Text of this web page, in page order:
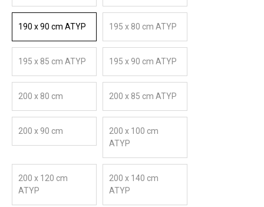
190 x 90 cm ATYP 195 x 80 cm ATYP
195 x 85 cm ATYP 195 x 90 cm ATYP
200 x 80 cm 200 x 85 cm ATYP
200 x 90 cm
200 x 100 cm
ATYP
200 x 120 cm
ATYP
200 x 140 cm
ATYP